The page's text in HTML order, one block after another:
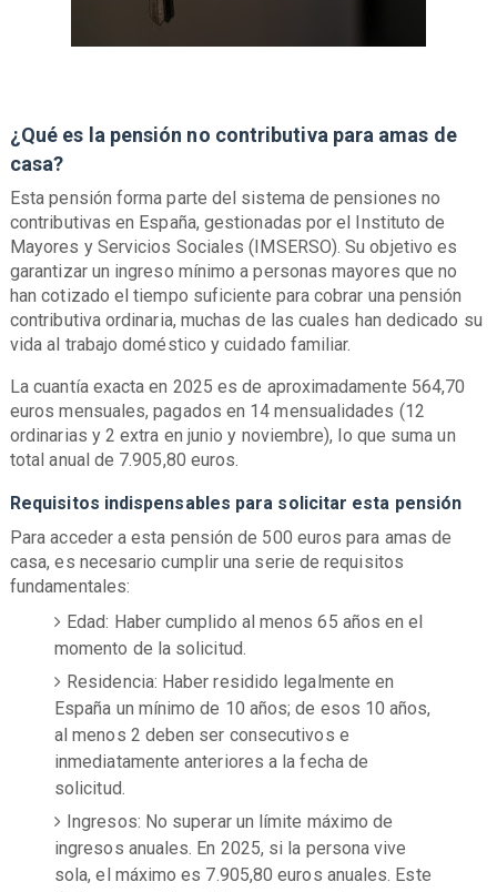
¿Qué es la pensión no contributiva para amas de
casa?
Esta pensión forma parte del sistema de pensiones no
contributivas en España, gestionadas por el Instituto de
Mayores y Servicios Sociales (IMSERSO). Su objetivo es
garantizar un ingreso mínimo a personas mayores que no
han cotizado el tiempo suficiente para cobrar una pensión
contributiva ordinaria, muchas de las cuales han dedicado su
vida al trabajo doméstico y cuidado familiar.
La cuantía exacta en 2025 es de aproximadamente 564,70
euros mensuales, pagados en 14 mensualidades (12
ordinarias y 2 extra en junio y noviembre), lo que suma un
total anual de 7.905,80 euros.
Requisitos indispensables para solicitar esta pensión
Para acceder a esta pensión de 500 euros para amas de
casa, es necesario cumplir una serie de requisitos
fundamentales:
Edad: Haber cumplido al menos 65 años en el
momento de la solicitud.
Residencia: Haber residido legalmente en
España un mínimo de 10 años; de esos 10 años,
al menos 2 deben ser consecutivos e
inmediatamente anteriores a la fecha de
solicitud.
Ingresos: No superar un límite máximo de
ingresos anuales. En 2025, si la persona vive
sola, el máximo es 7.905,80 euros anuales. Este